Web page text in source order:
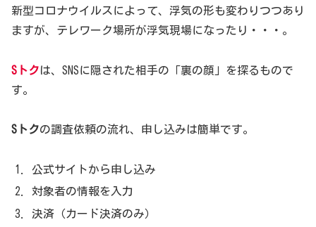
や経営合理化を強力にサポートします。
株式会社企業調査センター（本社：東京都千代田区）は12
用者の声を公表
・大きな問題のない人物だと判って安心しました。
（60％）
新型コロナウイルスによって、浮気の形も変わりつつあり
ますが、テレワーク場所が浮気現場になったり・・・。
Sトクは、SNSに隠された相手の「裏の顔」を探るもので
す。
Sトクの調査依頼の流れ、申し込みは簡単です。
公式サイトから申し込み
対象者の情報を入力
決済（カード決済のみ）